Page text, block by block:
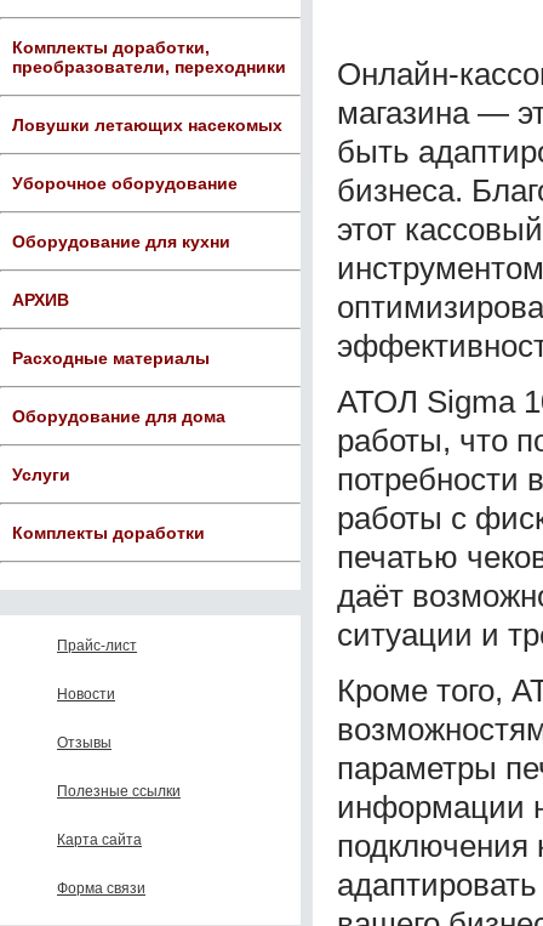
Комплекты доработки,
преобразователи, переходники
Ловушки летающих насекомых
Уборочное оборудование
Оборудование для кухни
АРХИВ
Расходные материалы
Оборудование для дома
Услуги
Комплекты доработки
Прайс-лист
Новости
Отзывы
Полезные ссылки
Карта сайта
Форма связи
Онлайн-
магазина —
быть
бизнеса.
этот
АТОЛ Sigma
работы, что
потребности
работы с
печатью
даёт
ситуации и
Кроме того,
параметры
информации
подключения